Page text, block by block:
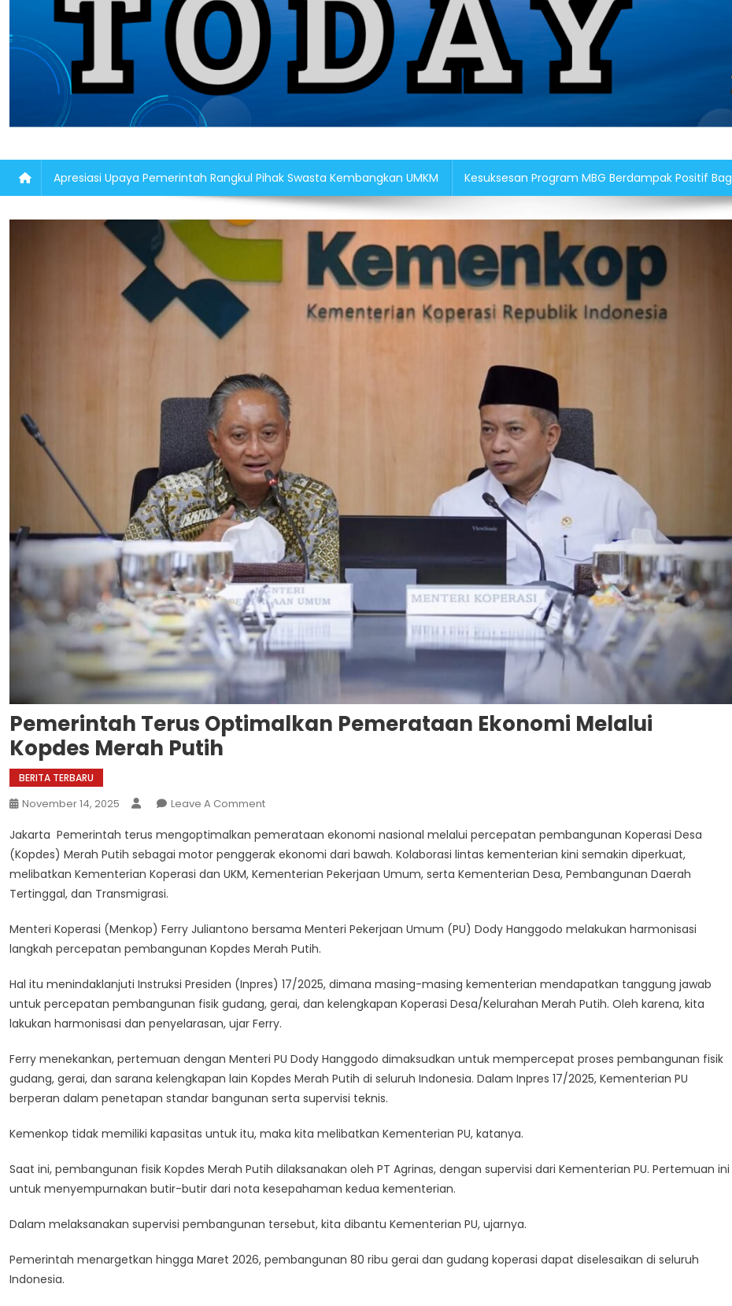
Apresiasi Upaya Pemerintah Rangkul Pihak Swasta Kembangkan UMKM Kesuksesan Program MBG Berdampak Positif
Pemerintah Terus Optimalkan Pemerataan Ekonomi Melalui
Kopdes Merah Putih
BERITA TERBARU
November 14, 2025 Leave A CommentOn
Terus
Optimalkan
Pemerataan
Kopdes
Merah
Jakarta  Pemerintah terus mengoptimalkan pemerataan ekonomi nasional melalui percepatan pembangunan Koperasi Desa
(Kopdes) Merah Putih sebagai motor penggerak ekonomi dari bawah. Kolaborasi lintas kementerian kini semakin diperkuat,
melibatkan Kementerian Koperasi dan UKM, Kementerian Pekerjaan Umum, serta Kementerian Desa, Pembangunan Daerah
Tertinggal, dan Transmigrasi.
Menteri Koperasi (Menkop) Ferry Juliantono bersama Menteri Pekerjaan Umum (PU) Dody Hanggodo melakukan harmonisasi
langkah percepatan pembangunan Kopdes Merah Putih.
Hal itu menindaklanjuti Instruksi Presiden (Inpres) 17/2025, dimana masing-masing kementerian mendapatkan tanggung jawab
untuk percepatan pembangunan fisik gudang, gerai, dan kelengkapan Koperasi Desa/Kelurahan Merah Putih. Oleh karena, kita
lakukan harmonisasi dan penyelarasan, ujar Ferry.
Ferry menekankan, pertemuan dengan Menteri PU Dody Hanggodo dimaksudkan untuk mempercepat proses pembangunan fisik
gudang, gerai, dan sarana kelengkapan lain Kopdes Merah Putih di seluruh Indonesia. Dalam Inpres 17/2025, Kementerian PU
berperan dalam penetapan standar bangunan serta supervisi teknis.
Kemenkop tidak memiliki kapasitas untuk itu, maka kita melibatkan Kementerian PU, katanya.
Saat ini, pembangunan fisik Kopdes Merah Putih dilaksanakan oleh PT Agrinas, dengan supervisi dari Kementerian PU. Pertemuan ini
untuk menyempurnakan butir-butir dari nota kesepahaman kedua kementerian.
Dalam melaksanakan supervisi pembangunan tersebut, kita dibantu Kementerian PU, ujarnya.
Pemerintah menargetkan hingga Maret 2026, pembangunan 80 ribu gerai dan gudang koperasi dapat diselesaikan di seluruh
Indonesia.